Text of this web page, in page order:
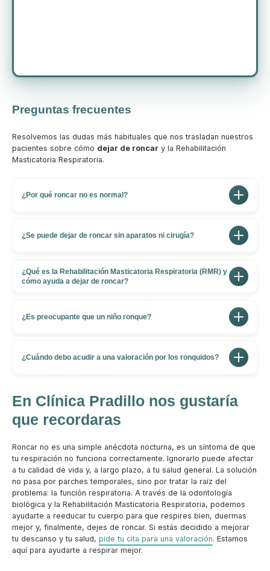
Preguntas frecuentes
Resolvemos las dudas más habituales que nos trasladan nuestros
pacientes sobre cómo dejar de roncar y la Rehabilitación
Masticatoria Respiratoria.
¿Por qué roncar no es normal?
blandos de la garganta, como el paladar blando y la
Unas vías respiratorias despejadas y una respiración
correcta no producen ese ruido, así que roncar es la
¿Se puede dejar de roncar sin aparatos ni cirugía?
o sprays, tratamos la causa real: un patrón de
Masticatoria Respiratoria reeducamos la respiración y
tonificamos la musculatura de la boca y la garganta
¿Qué es la Rehabilitación Masticatoria Respiratoria (RMR) y
cómo ayuda a dejar de roncar?
forma global la respiración, la masticación, la deglución
labios y el velo del paladar y corrige la posición de la
¿Es preocupante que un niño ronque?
que ronca no está respirando bien. La respiración
afectar a la concentración y empeorar la calidad del
sueño. Abordarlo a tiempo con la RMR en niños es la
¿Cuándo debo acudir a una valoración por los ronquidos?
notas un descanso poco reparador, conviene valorarlo,
ya que puede asociarse a problemas más serios como
el síndrome de apnea del sueño. En Clínica Pradillo, en
pleno Chamartín, hacemos una valoración integral para
identificar la causa y ofrecerte una solución real.
En Clínica Pradillo nos gustaría
que recordaras
Roncar no es una simple anécdota nocturna, es un síntoma de que
tu respiración no funciona correctamente. Ignorarlo puede afectar
a tu calidad de vida y, a largo plazo, a tu salud general. La solución
no pasa por parches temporales, sino por tratar la raíz del
problema: la función respiratoria. A través de la odontología
biológica y la Rehabilitación Masticatoria Respiratoria, podemos
ayudarte a reeducar tu cuerpo para que respires bien, duermas
mejor y, finalmente, dejes de roncar. Si estás decidido a mejorar
tu descanso y tu salud, pide tu cita para una valoración. Estamos
aquí para ayudarte a respirar mejor.